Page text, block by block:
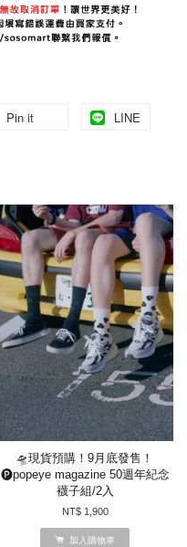
Pin it LINE
🛸現貨預購！9月底發售！
🅟popeye magazine 50週年紀念
襪子組/2入
NT$ 1,900
加入購物車